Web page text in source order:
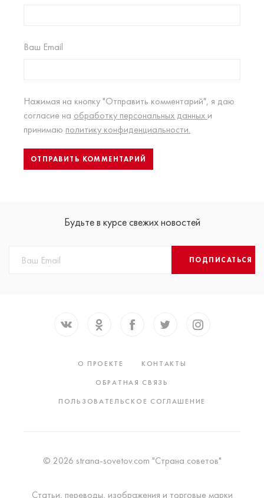
Ваш Email
Нажимая на кнопку "Отправить комментарий", я даю
согласие на обработку персональных данных и
принимаю политику конфиденциальности.
Будьте в курсе свежих новостей
ПОДПИСАТЬСЯ
О ПРОЕКТЕ
КОНТАКТЫ
ОБРАТНАЯ СВЯЗЬ
ПОЛЬЗОВАТЕЛЬСКОЕ СОГЛАШЕНИЕ
© 2026 strana-sovetov.com "Страна советов"
Статьи, переводы, изображения и торговые марки